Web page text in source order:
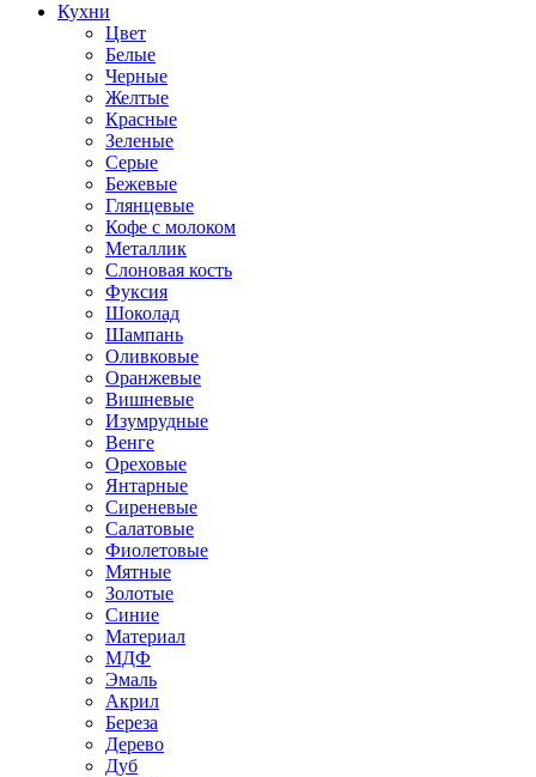
Кухни
Цвет
Белые
Черные
Желтые
Красные
Зеленые
Серые
Бежевые
Глянцевые
Кофе с молоком
Металлик
Слоновая кость
Фуксия
Шоколад
Шампань
Оливковые
Оранжевые
Вишневые
Изумрудные
Венге
Ореховые
Янтарные
Сиреневые
Салатовые
Фиолетовые
Мятные
Золотые
Синие
Материал
МДФ
Эмаль
Акрил
Береза
Дерево
Дуб